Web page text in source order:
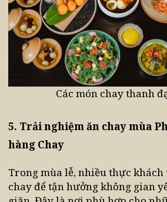
Để ăn chay mùa Phật Đản
hợp đa dạng thực phẩm nhằm
dinh dưỡng và tránh ăn quá
sẵn.